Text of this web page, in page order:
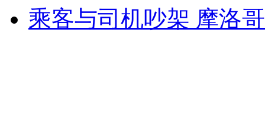
无痛分娩是否安全 医生回应
乘客与司机吵架 摩洛